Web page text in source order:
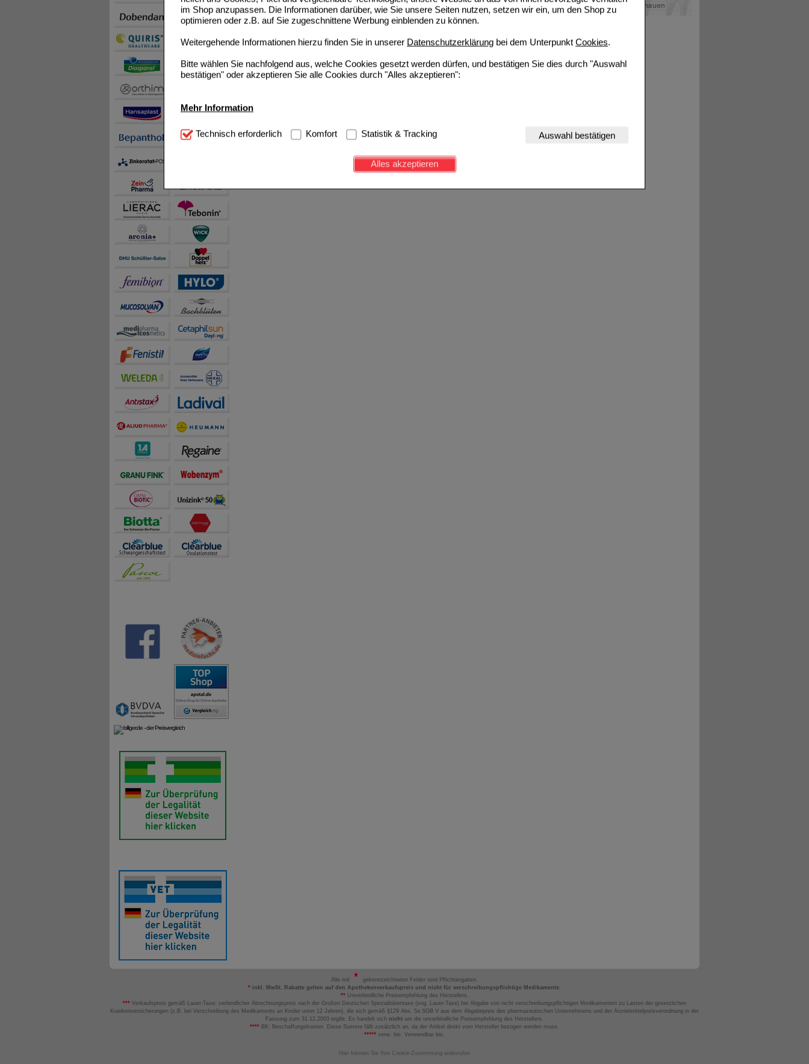
im Shop anzupassen. Die Informationen darüber, wie Sie unsere Seiten nutzen, setzen wir ein, um den Shop zu
optimieren oder z.B. auf Sie zugeschnittene Werbung einblenden zu können.
Weitergehende Informationen hierzu finden Sie in unserer Datenschutzerklärung bei dem Unterpunkt Cookies.
Bitte wählen Sie nachfolgend aus, welche Cookies gesetzt werden dürfen, und bestätigen Sie dies durch "Auswahl
bestätigen" oder akzeptieren Sie alle Cookies durch "Alles akzeptieren":
Mehr Information
Technisch Notwendig: Hierbei handelt es sich um Cookies, die für die Grundfunktionen unserer Website
notwendig sind (z.B. Navigation, Warenkorb, Kundenkonto), weshalb auf diese nicht verzichtet werden kann.
Diese Cookies werden genutzt um das Einkaufserlebnis noch ansprechender zu gestalten,
beispielsweise für die Wiedererkennung des Besuchers oder unsere Seite an bevorzugte Verhaltensweisen (z.B.
Statistik & Tracking:
sammeln, mit deren Hilfe wir unsere Website weiter für Sie optimieren können, den Inhalt auf unserer Website aber
auch die Werbung auf Drittseiten möglichst relevant für Sie zu gestalten. Bitte beachten Sie, dass Daten hierfür
teilweise an Dritte wie z.B. Google oder soziale Medien übertragen werden.
Technisch erforderlich Komfort Statistik & Tracking Auswahl bestätigen
Alles akzeptieren
Alle mit
gekennzeichneten Felder sind Pflichtangaben.
* inkl. MwSt. Rabatte gelten auf den Apothekenverkaufspreis und nicht für verschreibungspflichtige Medikamente.
**Unverbindliche Preisempfehlung des Herstellers.
*** Verkaufspreis gemäß Lauer-Taxe; verbindlicher Abrechnungspreis nach der Großen Deutschen Spezialitätentaxe (sog. Lauer-Taxe) bei Abgabe von nicht verschreibungspflichtigen Medikamenten zu Lasten der gesetzlichen
Krankenversicherungen (z.B. bei Verschreibung des Medikaments an Kinder unter 12 Jahren), die sich gemäß §129 Abs. 5a SGB V aus dem Abgabepreis des pharmazeutischen Unternehmens und der Arzneimittelpreisverordnung in der
Fassung zum 31.12.2003 ergibt. Es handelt sich nicht um die unverbindliche Preisempfehlung des Herstellers.
**** BK: Beschaffungskosten. Diese Summe fällt zusätzlich an, da der Artikel direkt vom Hersteller bezogen werden muss.
***** verw. bis: Verwendbar bis.
Hier können Sie Ihre Cookie-Zustimmung widerrufen